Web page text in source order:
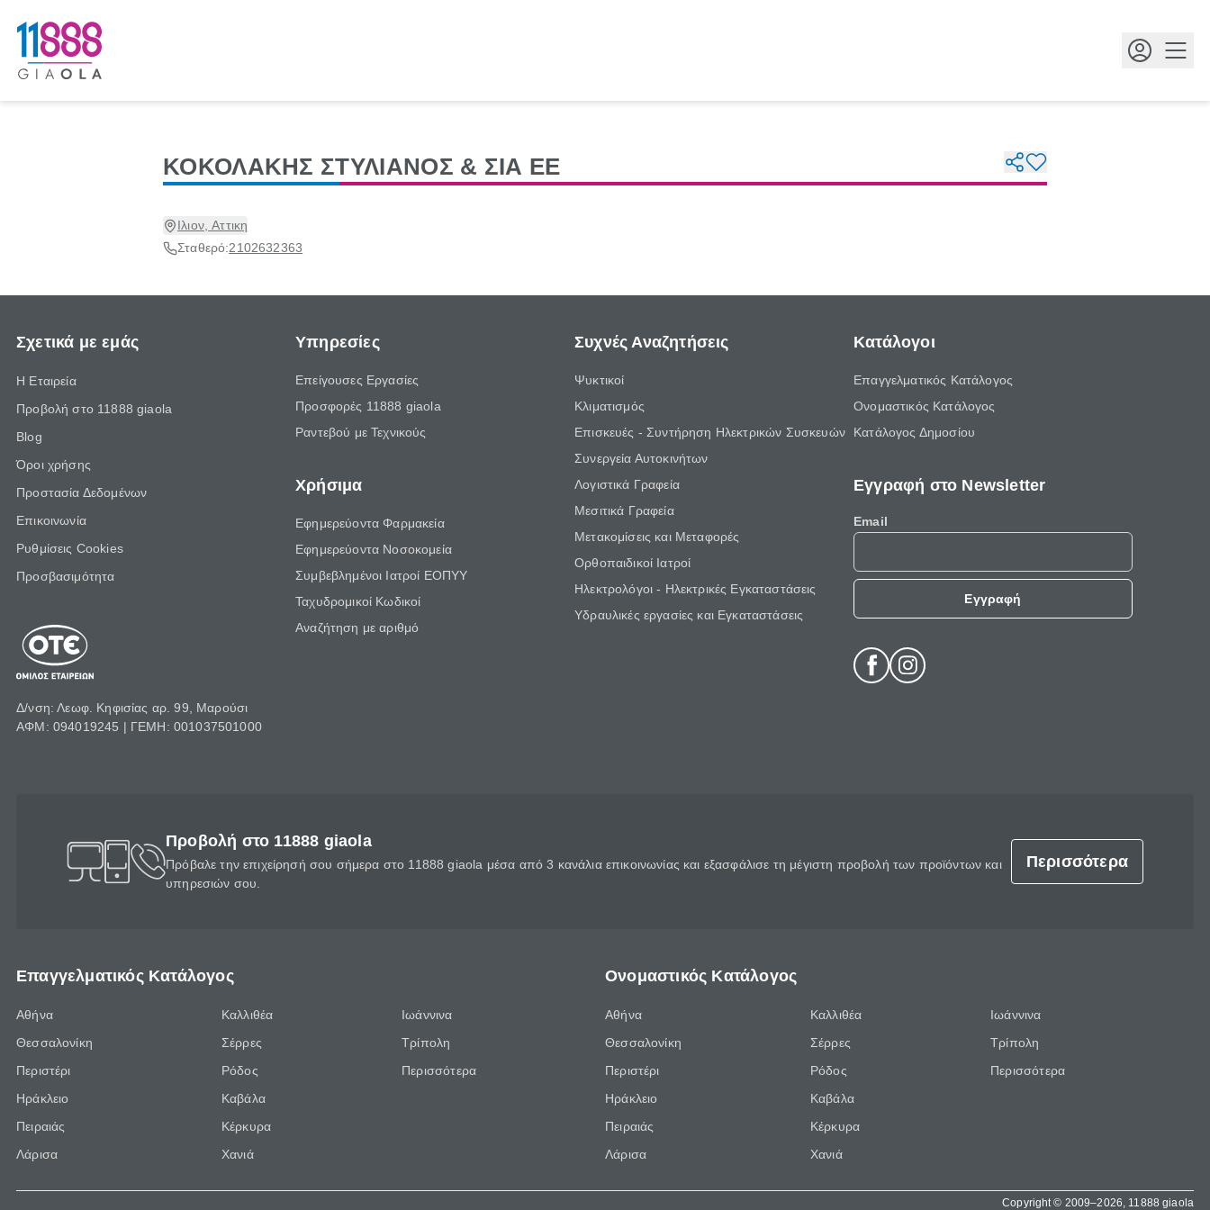
ΚΟΚΟΛΑΚΗΣ ΣΤΥΛΙΑΝΟΣ & ΣΙΑ ΕΕ
Ιλιον, Αττικη
Σταθερό:2102632363
Σχετικά με εμάς
Η Εταιρεία
Προβολή στο 11888 giaola
Blog
Όροι χρήσης
Προστασία Δεδομένων
Επικοινωνία
Ρυθμίσεις Cookies
Προσβασιμότητα
Δ/νση: Λεωφ. Κηφισίας αρ. 99, Μαρούσι
ΑΦΜ: 094019245 | ΓΕΜΗ: 001037501000
Υπηρεσίες
Επείγουσες Εργασίες
Προσφορές 11888 giaola
Ραντεβού με Τεχνικούς
Χρήσιμα
Εφημερεύοντα Φαρμακεία
Εφημερεύοντα Νοσοκομεία
Συμβεβλημένοι Ιατροί ΕΟΠΥΥ
Ταχυδρομικοί Κωδικοί
Αναζήτηση με αριθμό
Συχνές Αναζητήσεις
Ψυκτικοί
Κλιματισμός
Επισκευές - Συντήρηση Ηλεκτρικών Συσκευών
Συνεργεία Αυτοκινήτων
Λογιστικά Γραφεία
Μεσιτικά Γραφεία
Μετακομίσεις και Μεταφορές
Ορθοπαιδικοί Ιατροί
Ηλεκτρολόγοι - Ηλεκτρικές Εγκαταστάσεις
Υδραυλικές εργασίες και Εγκαταστάσεις
Κατάλογοι
Επαγγελματικός Κατάλογος
Ονομαστικός Κατάλογος
Κατάλογος Δημοσίου
Εγγραφή στο Newsletter
Email
Εγγραφή
Προβολή στο 11888 giaola
Πρόβαλε την επιχείρησή σου σήμερα στο 11888 giaola μέσα από 3 κανάλια επικοινωνίας και εξασφάλισε τη μέγιστη προβολή των προϊόντων και
υπηρεσιών σου.
Περισσότερα
Επαγγελματικός Κατάλογος
Αθήνα
Θεσσαλονίκη
Περιστέρι
Ηράκλειο
Πειραιάς
Λάρισα
Καλλιθέα
Σέρρες
Ρόδος
Καβάλα
Κέρκυρα
Χανιά
Ιωάννινα
Τρίπολη
Περισσότερα
Ονομαστικός Κατάλογος
Αθήνα
Θεσσαλονίκη
Περιστέρι
Ηράκλειο
Πειραιάς
Λάρισα
Καλλιθέα
Σέρρες
Ρόδος
Καβάλα
Κέρκυρα
Χανιά
Ιωάννινα
Τρίπολη
Περισσότερα
Copyright © 2009–2026, 11888 giaola